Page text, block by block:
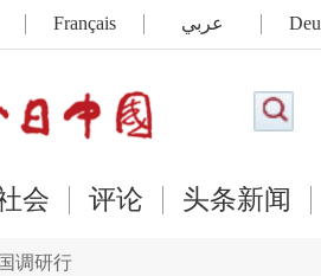
Français عربي
会 评论 头条新闻
调研行